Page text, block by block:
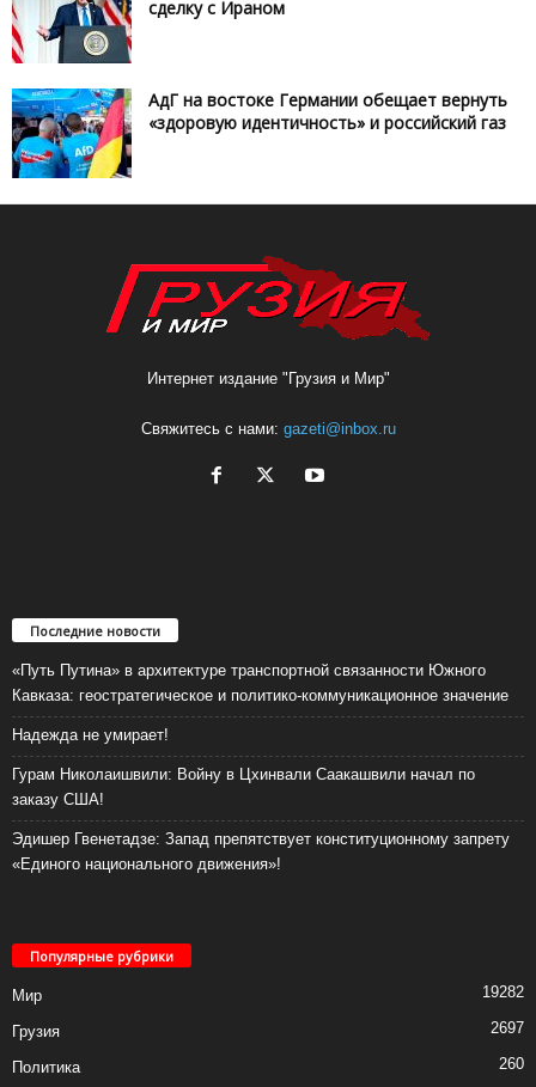
сделку с Ираном
АдГ на востоке Германии обещает вернуть
«здоровую идентичность» и российский газ
Интернет издание "Грузия и Мир"
Свяжитесь с нами: gazeti@inbox.ru
Последние новости
«Путь Путина» в архитектуре транспортной связанности Южного
Кавказа: геостратегическое и политико-коммуникационное значение
Надежда не умирает!
Гурам Николаишвили: Войну в Цхинвали Саакашвили начал по
заказу США!
Эдишер Гвенетадзе: Запад препятствует конституционному запрету
«Единого национального движения»!
Популярные рубрики
Мир 19282
Грузия 2697
Политика 260